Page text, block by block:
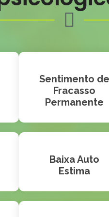
Sentimento de
Fracasso
Permanente
Baixa Auto
Estima